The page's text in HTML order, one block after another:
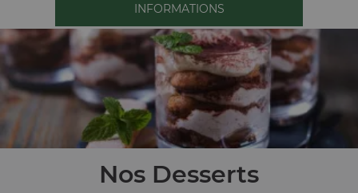
INFORMATIONS
Nos Desserts